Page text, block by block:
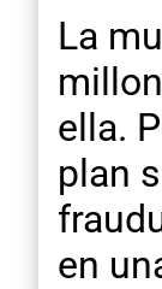
La
ella.
plan
en